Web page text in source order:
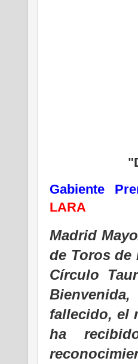
Gabiente
LARA
Madrid
de Toros de
Círculo
fallecido, el
ha